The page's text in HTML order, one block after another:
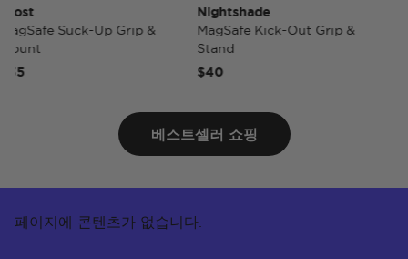
Suck-Up Grip &
Nightshade
MagSafe Kick-Out Grip &
Stand
$40
베스트셀러 쇼핑
페이지에 콘텐츠가 없습니다.